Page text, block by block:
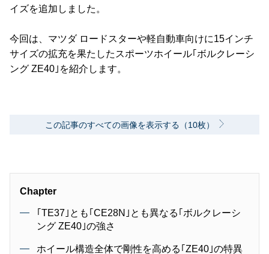
イズを追加しました。
今回は、マツダ ロードスターや軽自動車向けに15インチ
サイズの拡充を果たしたスポーツホイール｢ボルクレーシ
ング ZE40｣を紹介します。
この記事のすべての画像を表示する（10枚）
Chapter
｢TE37｣とも｢CE28N｣とも異なる｢ボルクレーシ
ング ZE40｣の強さ
ホイール構造全体で剛性を高める｢ZE40｣の特異